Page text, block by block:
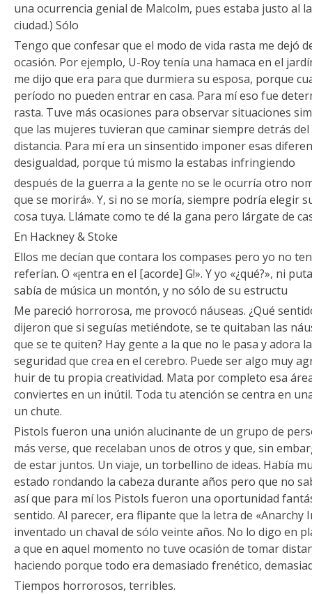
una ocurrencia genial de Malcolm, pues estaba justo al
ciudad.) Sólo
Tengo que confesar que el modo de vida rasta me dejó
ocasión. Por ejemplo, U-Roy tenía una hamaca en el
me dijo que era para que durmiera su esposa, porque
período no pueden entrar en casa. Para mí eso fue
rasta. Tuve más ocasiones para observar situaciones
que las mujeres tuvieran que caminar siempre detrás
distancia. Para mí era un sinsentido imponer esas
desigualdad, porque tú mismo la estabas infringiendo
después de la guerra a la gente no se le ocurría otro
que se morirá». Y, si no se moría, siempre podría elegir
cosa tuya. Llámate como te dé la gana pero lárgate de
En Hackney & Stoke
Ellos me decían que contara los compases pero yo no
referían. O «¡entra en el [acorde] G!». Y yo «¿qué?», ni
sabía de música un montón, y no sólo de su estructu
Me pareció horrorosa, me provocó náuseas. ¿Qué
dijeron que si seguías metiéndote, se te quitaban las
que se te quiten? Hay gente a la que no le pasa y adora
seguridad que crea en el cerebro. Puede ser algo muy
huir de tu propia creatividad. Mata por completo esa
conviertes en un inútil. Toda tu atención se centra en
un chute.
Pistols fueron una unión alucinante de un grupo de
más verse, que recelaban unos de otros y que, sin
de estar juntos. Un viaje, un torbellino de ideas. Había
estado rondando la cabeza durante años pero que no
así que para mí los Pistols fueron una oportunidad
sentido. Al parecer, era flipante que la letra de «Anarchy
inventado un chaval de sólo veinte años. No lo digo en
a que en aquel momento no tuve ocasión de tomar
haciendo porque todo era demasiado frenético,
Tiempos horrorosos, terribles.